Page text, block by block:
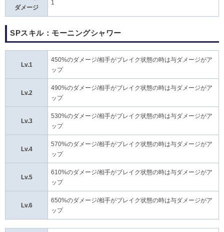
ダメージ
1
SPスキル：モーニングシャワー
Lv.1
450%のダメージ/相手がブレイク状態の時は与ダメージがア
ップ
Lv.2
490%のダメージ/相手がブレイク状態の時は与ダメージがア
ップ
Lv.3
530%のダメージ/相手がブレイク状態の時は与ダメージがア
ップ
Lv.4
570%のダメージ/相手がブレイク状態の時は与ダメージがア
ップ
Lv.5
610%のダメージ/相手がブレイク状態の時は与ダメージがア
ップ
Lv.6
650%のダメージ/相手がブレイク状態の時は与ダメージがア
ップ